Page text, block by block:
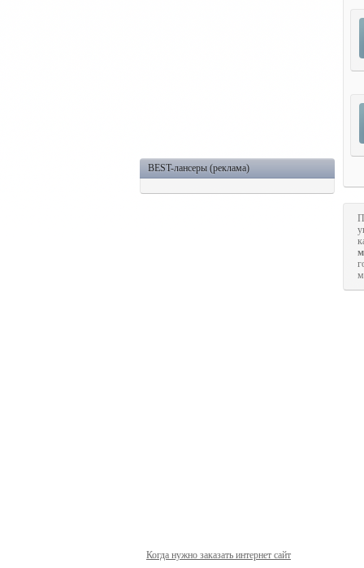
BEST-лансеры (реклама)
Когда нужно заказать интернет сайт